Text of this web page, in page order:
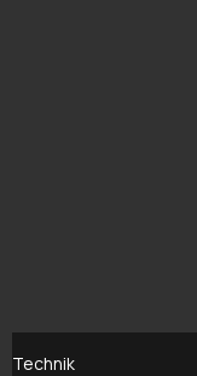
Technik